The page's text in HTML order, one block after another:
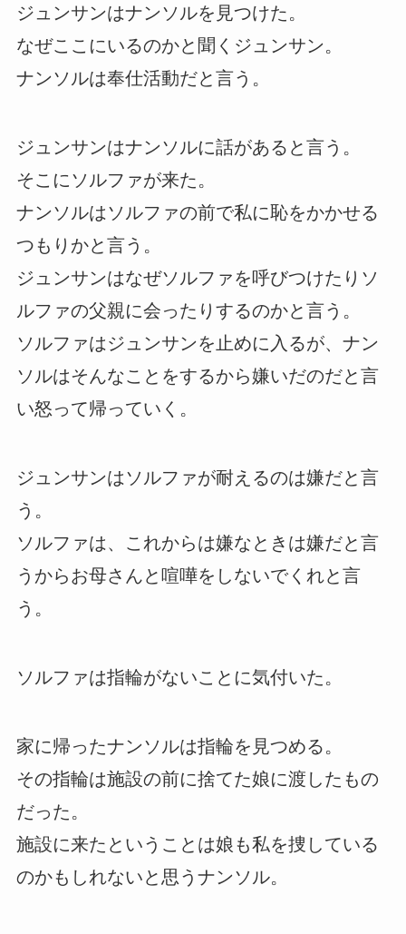
ジュンサンはナンソルを見つけた。
なぜここにいるのかと聞くジュンサン。
ナンソルは奉仕活動だと言う。
ジュンサンはナンソルに話があると言う。
そこにソルファが来た。
ナンソルはソルファの前で私に恥をかかせる
つもりかと言う。
ジュンサンはなぜソルファを呼びつけたりソ
ルファの父親に会ったりするのかと言う。
ソルファはジュンサンを止めに入るが、ナン
ソルはそんなことをするから嫌いだのだと言
い怒って帰っていく。
ジュンサンはソルファが耐えるのは嫌だと言
う。
ソルファは、これからは嫌なときは嫌だと言
うからお母さんと喧嘩をしないでくれと言
う。
ソルファは指輪がないことに気付いた。
家に帰ったナンソルは指輪を見つめる。
その指輪は施設の前に捨てた娘に渡したもの
だった。
施設に来たということは娘も私を捜している
のかもしれないと思うナンソル。